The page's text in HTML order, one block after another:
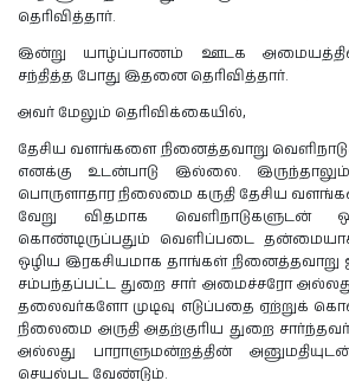
தெரிவித்தார்.
இன்று யாழ்ப்பாணம் ஊடக
சந்தித்த போது இதனை தெரிவித்தார்.
அவர் மேலும் தெரிவிக்கையில்,
தேசிய வளங்களை நினைத்தவாறு
எனக்கு உடன்பாடு இல்லை.
பொருளாதார நிலைமை கருதி தேசிய
வேறு விதமாக வெளிநாடுகளுடன்
கொண்டிருப்பதும் வெளிப்படை
ஒழிய இரகசியமாக தாங்கள் நினைத்தவாறு
சம்பந்தப்பட்ட துறை சார் அமைச்சரோ
தலைவர்களோ முடிவு எடுப்பதை ஏற்றுக்
நிலைமை அருதி அதற்குரிய துறை
அல்லது பாராளுமன்றத்தின்
செயல்பட வேண்டும்.